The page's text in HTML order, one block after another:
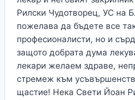
Рилски Чудотворец, УС на
пожелава да бъдете все
професионалисти, но и
защото добрата дума
лекари желаем здраве,
стремеж към
щастие! Нека Свети Йоан